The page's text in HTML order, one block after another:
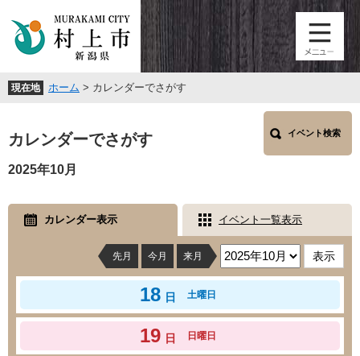
頭
。
飛
て
文
現在地 ホーム > カレンダーでさがす
文
カレンダーでさがす イベント検索
2025年10月
カレンダー表示 イベント一覧表示
先月 今月 来月
18 日 土曜日
19 日 日曜日